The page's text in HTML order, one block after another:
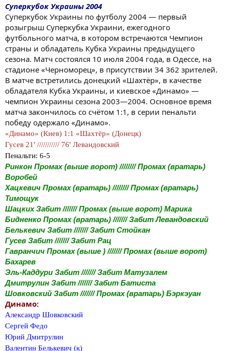
Суперкубок Украины 2004
Суперкубок Украины по футболу 2004 — первый
розыгрыш Суперкубка Украини, ежегодного
футбольного матча, в котором встречаются Чемпион
страны и обладатель Кубка Украины предыдущего
сезона. Матч состоялся 10 июля 2004 года, в Одессе, на
стадионе «Черноморец», в присутствии 34 362 зрителей.
В матче встретились донецкий «Шахтёр», в качестве
обладателя Кубка Украины, и киевское «Динамо» —
чемпион Украины сезона 2003—2004. Основное время
матча закончилось со счётом 1:1, в серии пенальти
победу одержало «Динамо».
«Динамо» (Киев) 1:1 «Шахтёр» (Донецк)
Гусев 21' /////////// 76' Левандовский
Пенальти: 6-5
Ринкон Промах (выше ворот) //////// Промах (вратарь)
Воробей
Хацкевич Промах (вратарь) //////// Промах (вратарь)
Тимощук
Шацких Забит /////// Промах (выше ворот) Марика
Бидненко Промах (вратарь) /////// Забит Левандовский
Белькевич Забит /////// Забит Стойкан
Гусев Забит /////// Забит Рац
Гавранчич Промах (выше ) /////// Промах (выше ворот)
Бахарев
Эль-Каддури Забит /////// Забит Матузалем
Дмитрулин Забит /////// Забит Батиста
Шовковский Забит /////// Промах (вратарь) Бэркэуан
Динамо:
Александр Шовковский
Сергей Федо
Юрий Дмитрулин
Валентин Белькевич (к)